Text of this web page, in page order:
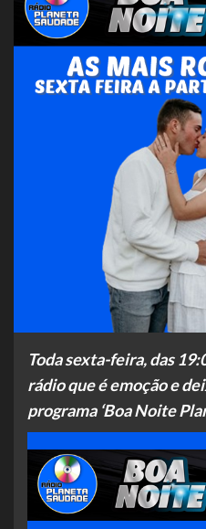
Toda sexta-feira, das
rádio que é emoção e
programa ‘Boa Noite